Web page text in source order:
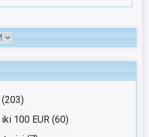
100 EUR (60)